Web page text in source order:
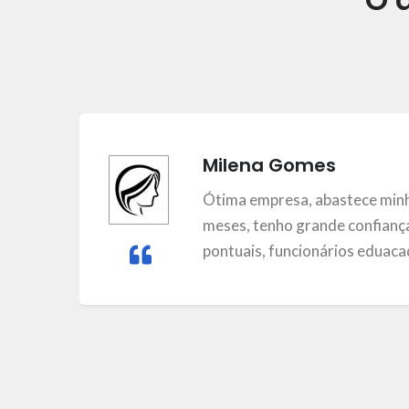
Milena Gomes
Ótima empresa, abastece
meses, tenho grande
pontuais, funcionários